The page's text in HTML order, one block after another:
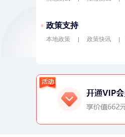
政策支持
本地政策 政策快讯